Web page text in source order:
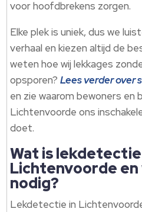
voor hoofdbrekens zorgen.​
Elke plek is uniek, dus we
verhaal en kiezen altijd de
weten hoe wij lekkages
opsporen?Lees verder over
en zie waarom bewoners en
Lichtenvoorde ons
doet.​
Wat is
Lichtenvoorde en
nodig?
Lekdetectie in